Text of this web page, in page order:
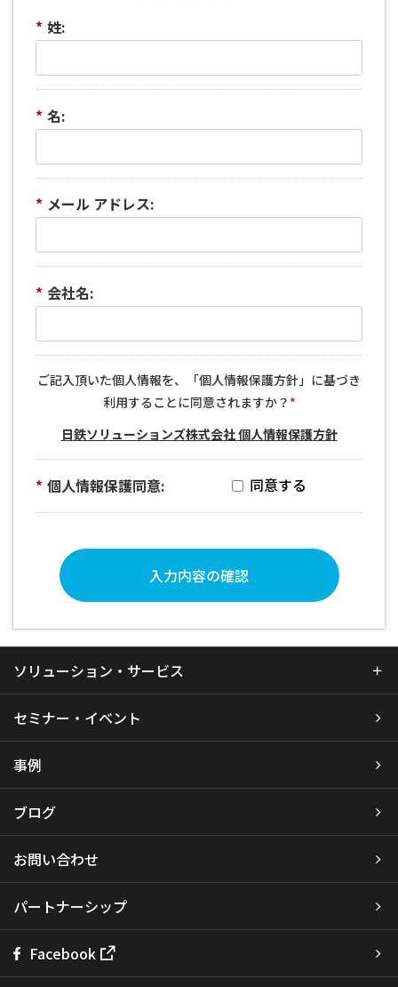
* 姓:
* 名:
* メール アドレス:
* 会社名:
ご記入頂いた個人情報を、「個人情報保護方針」に基づき
利用することに同意されますか？ *
日鉄ソリューションズ株式会社 個人情報保護方針
* 個人情報保護同意:
入力内容の確認
ソリューション・サービス
セミナー・イベント
事例
ブログ
お問い合わせ
パートナーシップ
Facebook